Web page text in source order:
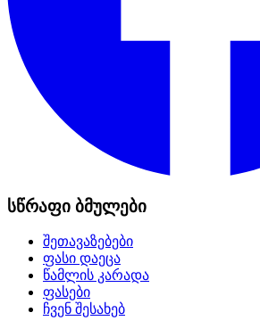
სწრაფი ბმულები
შეთავაზებები
ფასი დაეცა
წამლის კარადა
ფასები
ჩვენ შესახებ